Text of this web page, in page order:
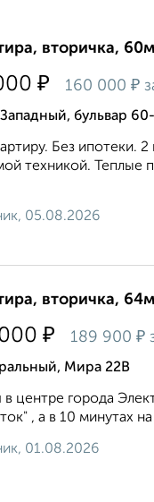
вторичка,
₽ 160 000 ₽
бульвар
Без ипотеки.
техникой. Теплые
05.08.2026
вторичка,
₽ 189 900 ₽
Мира 22В
в центре города
, а в 10 минутах
01.08.2026